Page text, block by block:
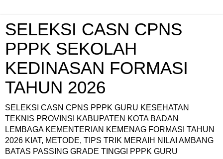
SELEKSI CASN CPNS
PPPK SEKOLAH
KEDINASAN FORMASI
TAHUN 2026
SELEKSI CASN CPNS PPPK GURU KESEHATAN
TEKNIS PROVINSI KABUPATEN KOTA BADAN
LEMBAGA KEMENTERIAN KEMENAG FORMASI TAHUN
2026 KIAT, METODE, TIPS TRIK MERAIH NILAI AMBANG
BATAS PASSING GRADE TINGGI PPPK GURU